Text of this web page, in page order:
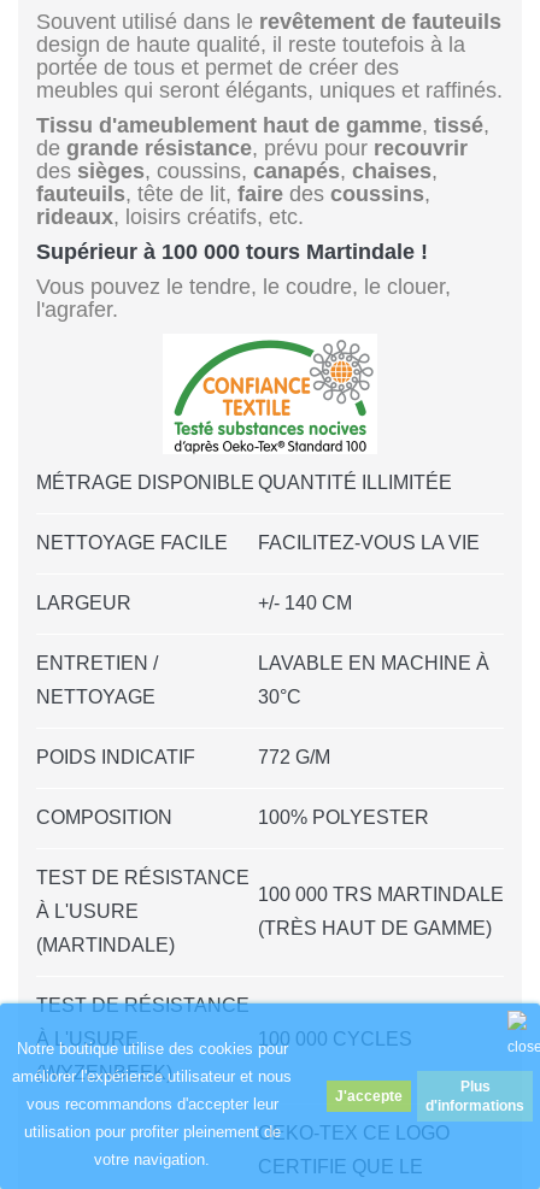
Notre boutique utilise des cookies pour
améliorer l'expérience utilisateur et nous
vous recommandons d'accepter leur
utilisation pour profiter pleinement de
votre navigation.
Plus
d'informations
Souvent utilisé dans le revêtement de fauteuils
design de haute qualité, il reste toutefois à la
portée de tous et permet de créer des
meubles qui seront élégants, uniques et raffinés.
Tissu d'ameublement haut de gamme, tissé,
de grande résistance, prévu pour recouvrir
des sièges, coussins, canapés, chaises,
fauteuils, tête de lit, faire des coussins,
rideaux, loisirs créatifs, etc.
Supérieur à 100 000 tours Martindale !
Vous pouvez le tendre, le coudre, le clouer,
l'agrafer.
MÉTRAGE DISPONIBLE QUANTITÉ ILLIMITÉE
NETTOYAGE FACILE FACILITEZ-VOUS LA VIE
LARGEUR +/- 140 CM
ENTRETIEN /
NETTOYAGE
LAVABLE EN MACHINE À
30°C
POIDS INDICATIF 772 G/M
COMPOSITION 100% POLYESTER
TEST DE RÉSISTANCE
À L'USURE
(MARTINDALE)
100 000 TRS MARTINDALE
(TRÈS HAUT DE GAMME)
TEST DE RÉSISTANCE
À L'USURE
(WYZENBEEK)
100 000 CYCLES
OEKO-TEX CE LOGO
CERTIFIE QUE LE